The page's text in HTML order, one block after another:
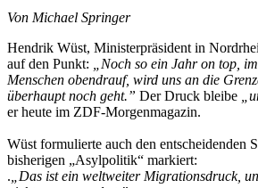
Von Michael Springer
Hendrik Wüst, Ministerpräsident in
auf den Punkt:
„Noch so ein Jahr on top,
Menschen obendrauf, wird uns an die
überhaupt noch geht.” Der Druck bleibe
er heute im ZDF-Morgenmagazin.
Wüst formulierte auch den entscheidenden
bisherigen „Asylpolitik“ markiert:
. „Das ist ein weltweiter Migrationsdruck,